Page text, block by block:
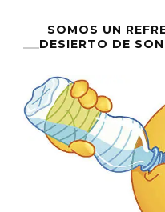
SOMOS UN
DESIERTO DE